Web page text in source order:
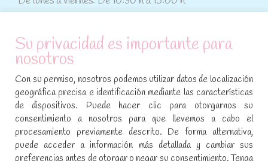
ATENCIÓN AL CLIENTE
Condiciones de compra
Aviso legal y política de privacidad
Política de cookies
SÍGUENOS EN REDES SOCIALES
Su privacidad es importante para
nosotros
Con su permiso, nosotros podemos utilizar datos de localización
geográfica precisa e identificación mediante las características
de dispositivos. Puede hacer clic para otorgarnos su
consentimiento a nosotros para que llevemos a cabo el
procesamiento previamente descrito. De forma alternativa,
puede acceder a información más detallada y cambiar sus
preferencias antes de otorgar o negar su consentimiento. Tenga